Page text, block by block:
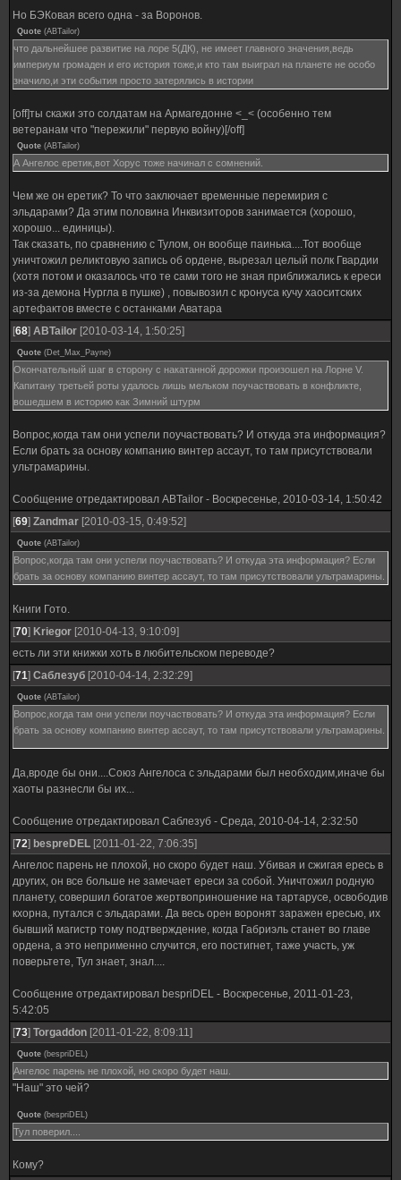
Но БЭКовая всего одна - за Воронов.
Quote (ABTailor)
что дальнейшее развитие на лоре 5(ДК), не имеет главного значения,ведь
империум громаден и его история тоже,и кто там выиграл на планете не особо
значило,и эти события просто затерялись в истории
[off]ты скажи это солдатам на Армагедонне <_< (особенно тем
ветеранам что "пережили" первую войну)[/off]
Quote (ABTailor)
А Ангелос еретик,вот Хорус тоже начинал с сомнений.
Чем же он еретик? То что заключает временные перемирия с
эльдарами? Да этим половина Инквизиторов занимается (хорошо,
хорошо... единицы).
Так сказать, по сравнению с Тулом, он вообще паинька....Тот вообще
уничтожил реликтовую запись об ордене, вырезал целый полк Гвардии
(хотя потом и оказалось что те сами того не зная приближались к ереси
из-за демона Нургла в пушке) , повывозил с кронуса кучу хаоситских
артефактов вместе с останками Аватара
[68] ABTailor [2010-03-14, 1:50:25]
Quote (Det_Max_Payne)
Окончательный шаг в сторону с накатанной дорожки произошел на Лорне V.
Капитану третьей роты удалось лишь мельком поучаствовать в конфликте,
вошедшем в историю как Зимний штурм
Вопрос,когда там они успели поучаствовать? И откуда эта информация?
Если брать за основу компанию винтер ассаут, то там присутствовали
ультрамарины.
Сообщение отредактировал ABTailor - Воскресенье, 2010-03-14, 1:50:42
[69] Zandmar [2010-03-15, 0:49:52]
Quote (ABTailor)
Вопрос,когда там они успели поучаствовать? И откуда эта информация? Если
брать за основу компанию винтер ассаут, то там присутствовали ультрамарины.
Книги Гото.
[70] Kriegor [2010-04-13, 9:10:09]
есть ли эти книжки хоть в любительском переводе?
[71] Саблезуб [2010-04-14, 2:32:29]
Quote (ABTailor)
Вопрос,когда там они успели поучаствовать? И откуда эта информация? Если
брать за основу компанию винтер ассаут, то там присутствовали ультрамарины.
Да,вроде бы они....Cоюз Ангелоса с эльдарами был необходим,иначе бы
хаоты разнесли бы их...
Сообщение отредактировал Саблезуб - Среда, 2010-04-14, 2:32:50
[72] bespreDEL [2011-01-22, 7:06:35]
Ангелос парень не плохой, но скоро будет наш. Убивая и сжигая ересь в
других, он все больше не замечает ереси за собой. Уничтожил родную
планету, совершил богатое жертвоприношение на тартарусе, освободив
кхорна, путался с эльдарами. Да весь орен воронят заражен ересью, их
бывший магистр тому подтверждение, когда Габриэль станет во главе
ордена, а это неприменно случится, его постигнет, таже участь, уж
поверьтете, Тул знает, знал....
Сообщение отредактировал bespriDEL - Воскресенье, 2011-01-23,
5:42:05
[73] Torgaddon [2011-01-22, 8:09:11]
Quote (bespriDEL)
Ангелос парень не плохой, но скоро будет наш.
"Наш" это чей?
Quote (bespriDEL)
Тул поверил....
Кому?